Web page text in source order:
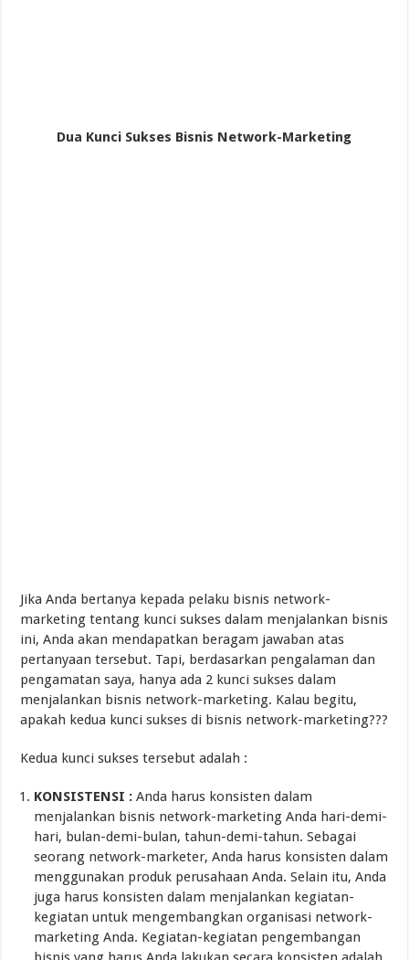
Dua Kunci Sukses Bisnis Network-Marketing
Jika Anda bertanya kepada pelaku bisnis network-
marketing tentang kunci sukses dalam menjalankan bisnis
ini, Anda akan mendapatkan beragam jawaban atas
pertanyaan tersebut. Tapi, berdasarkan pengalaman dan
pengamatan saya, hanya ada 2 kunci sukses dalam
menjalankan bisnis network-marketing. Kalau begitu,
apakah kedua kunci sukses di bisnis network-marketing???
Kedua kunci sukses tersebut adalah :
KONSISTENSI :Anda harus konsisten dalam
menjalankan bisnis network-marketing Anda hari-demi-
hari, bulan-demi-bulan, tahun-demi-tahun. Sebagai
seorang network-marketer, Anda harus konsisten dalam
menggunakan produk perusahaan Anda. Selain itu, Anda
juga harus konsisten dalam menjalankan kegiatan-
kegiatan untuk mengembangkan organisasi network-
marketing Anda. Kegiatan-kegiatan pengembangan